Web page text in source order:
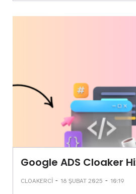
Google ADS Cloaker
CLOAKERCI - 18 ŞUBAT 2025 - 10:19